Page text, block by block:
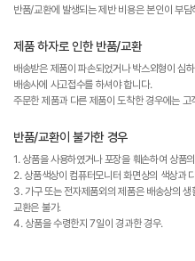
반품/교환에 발생되는 제반 비용은 본인이 부담
제품 하자로 인한 반품/교환
배송받은 제품이 파손되었거나 박스외형이 심
배송사에 사고접수를 하셔야 합니다.
주문한 제품과 다른 제품이 도착한 경우에는 고
반품/교환이 불가한 경우
1. 상품을 사용하였거나 포장을 훼손하여 상품
2. 상품색상이 컴퓨터모니터 화면상의 색상과
3. 가구 또는 전자제품외의 제품은 배송상의
교환은 불가.
4. 상품을 수령한지 7일이 경과한 경우.